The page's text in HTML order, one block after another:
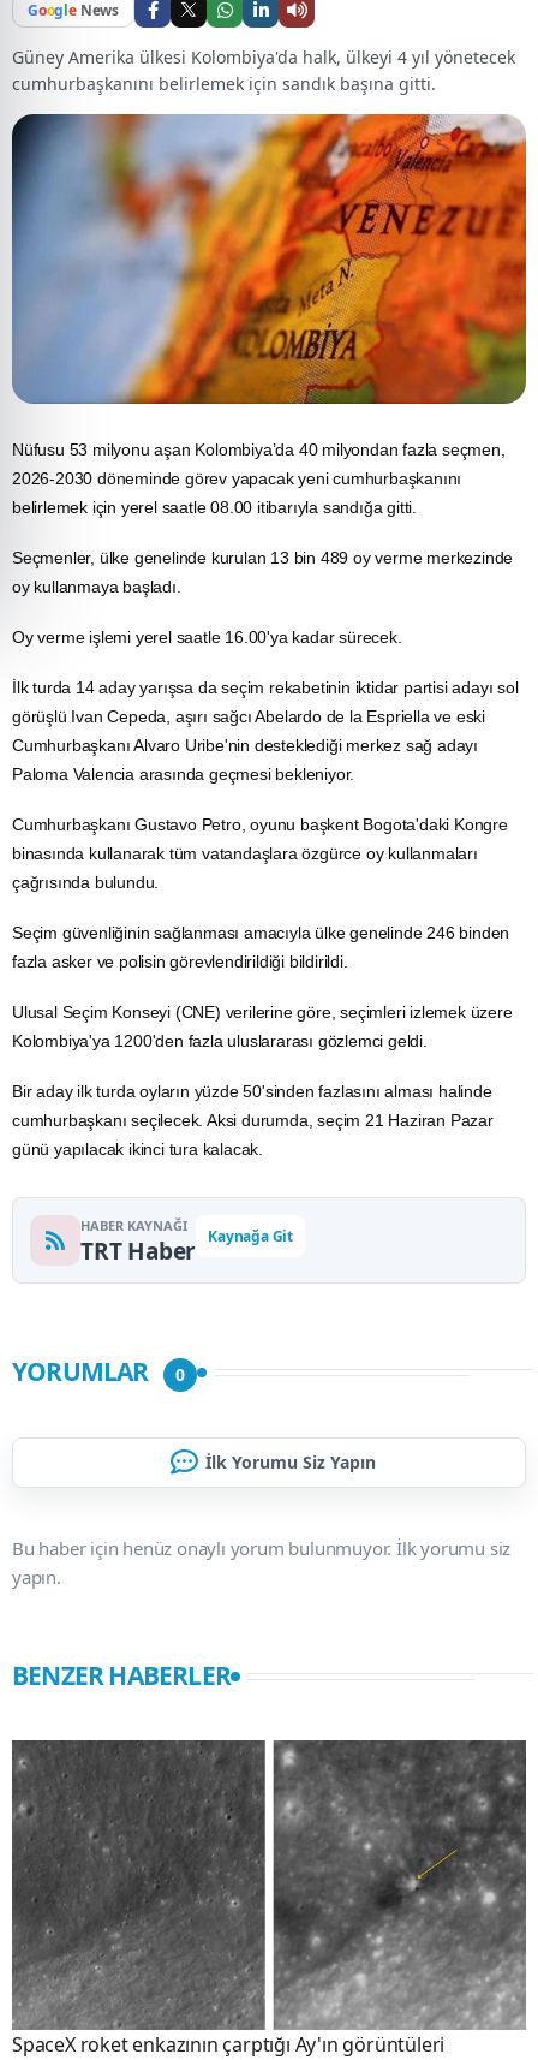
Google News
Güney Amerika ülkesi Kolombiya'da halk, ülkeyi 4 yıl yönetecek
cumhurbaşkanını belirlemek için sandık başına gitti.
Nüfusu 53 milyonu aşan Kolombiya’da 40 milyondan fazla seçmen,
2026-2030 döneminde görev yapacak yeni cumhurbaşkanını
belirlemek için yerel saatle 08.00 itibarıyla sandığa gitti.
Seçmenler, ülke genelinde kurulan 13 bin 489 oy verme merkezinde
oy kullanmaya başladı.
Oy verme işlemi yerel saatle 16.00'ya kadar sürecek.
İlk turda 14 aday yarışsa daseçim rekabetinin iktidar partisi adayı sol
görüşlü Ivan Cepeda, aşırı sağcı Abelardo de la Espriella ve eski
Cumhurbaşkanı Alvaro Uribe'nin desteklediği merkez sağ adayı
Paloma Valencia arasında geçmesi bekleniyor.
Cumhurbaşkanı Gustavo Petro, oyunu başkent Bogota'daki Kongre
binasında kullanarak tüm vatandaşlara özgürce oy kullanmaları
çağrısında bulundu.
Seçim güvenliğinin sağlanması amacıyla ülke genelinde 246 binden
fazla asker ve polisin görevlendirildiği bildirildi.
Ulusal Seçim Konseyi (CNE) verilerine göre, seçimleri izlemek üzere
Kolombiya'ya 1200'den fazla uluslararası gözlemci geldi.
Bir aday ilk turda oyların yüzde 50'sinden fazlasını alması halinde
cumhurbaşkanı seçilecek. Aksi durumda, seçim 21 Haziran Pazar
günü yapılacak ikinci tura kalacak.
HABER KAYNAĞI
TRT Haber Kaynağa Git
YORUMLAR 0
İlk Yorumu Siz Yapın
Bu haber için henüz onaylı yorum bulunmuyor. İlk yorumu siz
yapın.
BENZER HABERLER
SpaceX roket enkazının çarptığı Ay'ın görüntüleri